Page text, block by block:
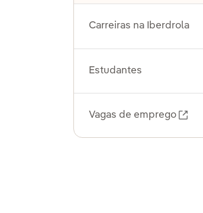
Carreiras na Iberdrola
Estudantes
Vagas de emprego